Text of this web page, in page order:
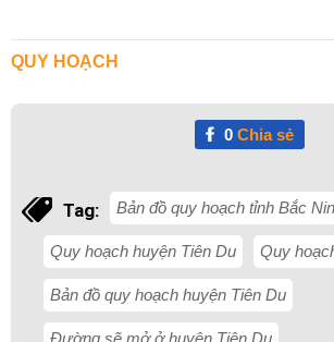
QUY HOẠCH
0Chia sẻ
Tag: Bản đồ quy hoạch tỉnh Bắc
Quy hoạch huyện Tiên Du Quy
Bản đồ quy hoạch huyện Tiên Du
Đường sẽ mở ở huyện Tiên Du